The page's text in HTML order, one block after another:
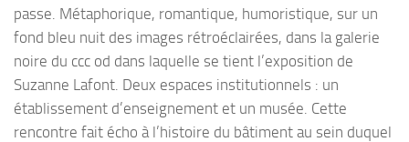
passe. Métaphorique, romantique, humoristique, sur un
fond bleu nuit des images rétroéclairées, dans la galerie
noire du ccc od dans laquelle se tient l’exposition de
Suzanne Lafont. Deux espaces institutionnels : un
établissement d’enseignement et un musée. Cette
rencontre fait écho à l’histoire du bâtiment au sein duquel